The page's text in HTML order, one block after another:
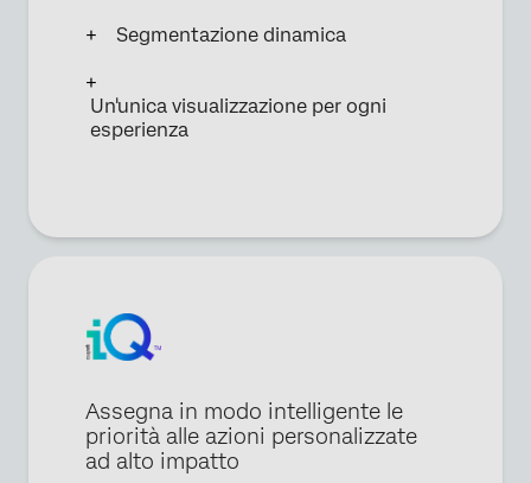
Segmentazione dinamica
Un'unica visualizzazione per ogni
esperienza
Assegna in modo intelligente le
priorità alle azioni personalizzate
ad alto impatto